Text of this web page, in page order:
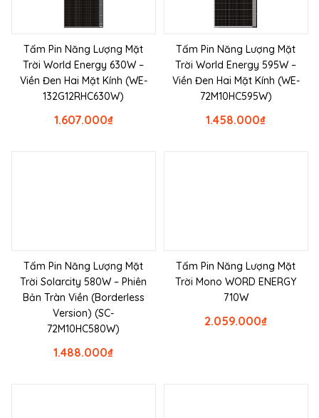
Tấm Pin Năng Lượng Mặt
Trời World Energy 630W –
Viền Đen Hai Mặt Kính (WE-
132G12RHC630W)
₫
1.607.000
Tấm Pin Năng Lượng Mặt
Trời World Energy 595W –
Viền Đen Hai Mặt Kính (WE-
72M10HC595W)
₫
1.458.000
Tấm Pin Năng Lượng Mặt
Trời Solarcity 580W – Phiên
Bản Tràn Viền (Borderless
Version) (SC-
72M10HC580W)
₫
1.488.000
Tấm Pin Năng Lượng Mặt
Trời Mono WORD ENERGY
710W
₫
2.059.000